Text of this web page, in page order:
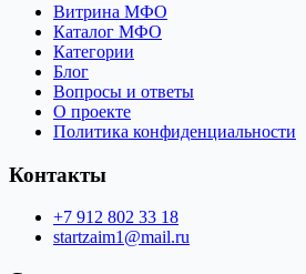
Витрина МФО
Каталог МФО
Категории
Блог
Вопросы и ответы
О проекте
Политика конфиденциальности
Контакты
+7 912 802 33 18
startzaim1@mail.ru